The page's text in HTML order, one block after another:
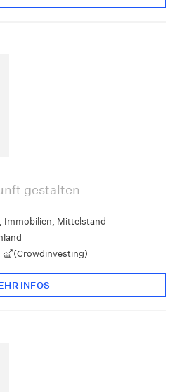
gestalten
Immobilien, Mittelstand
(Crowdinvesting)
INFOS